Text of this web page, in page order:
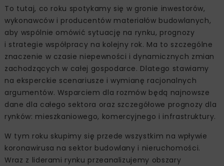
To tutaj, co roku spotykamy się w gronie inwestorów,
wykonawców i producentów materiałów budowlanych,
aby wspólnie omówić sytuację na rynku, prognozy
i strategie współpracy na kolejny rok. Ma to szczególne
znaczenie w czasie niepewności i dynamicznych zmian
zachodzących w całej gospodarce. Dlatego stawiamy
na eksperckie scenariusze i wymianę racjonalnych
argumentów. Wsparciem dla rozmów będą najnowsze
dane dla całego sektora oraz szczegółowe prognozy dla
rynków: mieszkaniowego, komercyjnego i infrastruktury.
W tym roku skupimy się przede wszystkim na wpływie
koronawirusa na sektor budowlany i nieruchomości.
Wraz z liderami rynku przeanalizujemy obszary